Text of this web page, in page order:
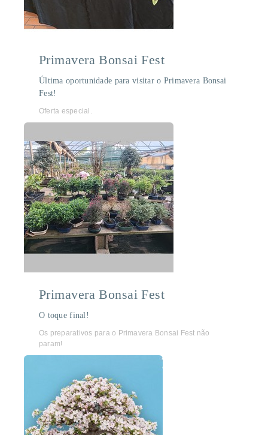
Primavera Bonsai Fest
Última oportunidade para visitar o Primavera Bonsai
Fest!
Oferta especial.
Primavera Bonsai Fest
O toque final!
Os preparativos para o Primavera Bonsai Fest não
param!